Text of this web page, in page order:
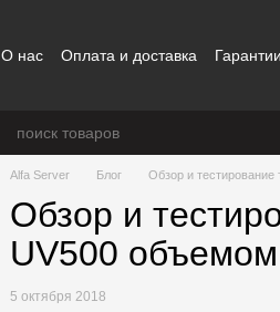
О нас Оплата и доставка
Alfa Server Блог Обзор и тестирование
Обзор и
UV500
5 октября 2018